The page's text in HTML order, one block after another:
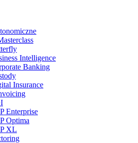
Intelligence
Banking
Insurance
Enterprise
Optima
XL